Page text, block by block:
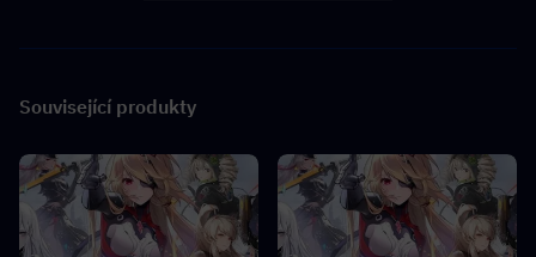
Související produkty